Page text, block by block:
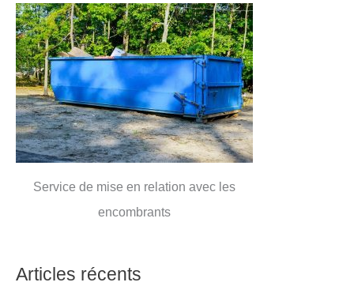
Service de mise en relation avec les
encombrants
Articles récents